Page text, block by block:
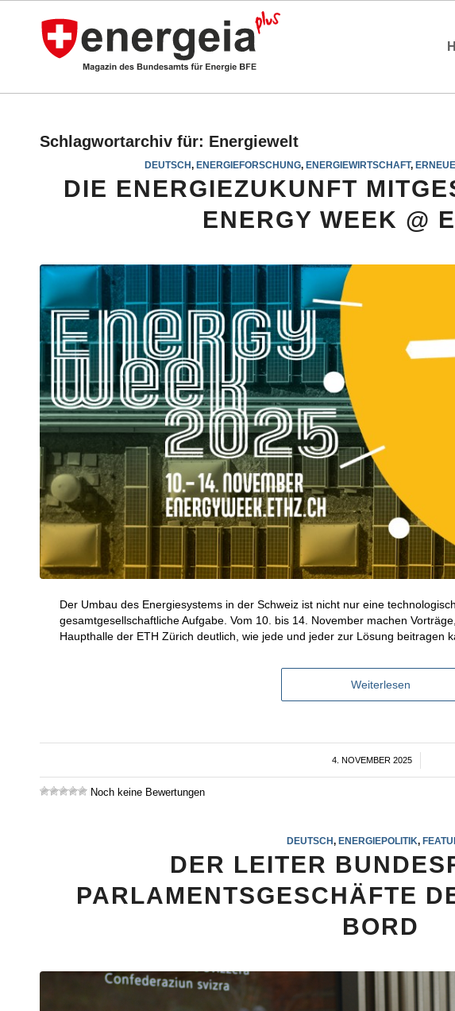
Schlagwortarchiv für: Energiewelt
DEUTSCH, ENERGIEFORSCHUNG, ENERGIEWIRTSCHAFT,
DIE ENERGIEZUKUNFT
ENERGY WEEK @
Der Umbau des Energiesystems in der Schweiz ist nicht nur eine
gesamtgesellschaftliche Aufgabe. Vom 10. bis 14. November machen
Haupthalle der ETH Zürich deutlich, wie jede und jeder zur Lösung beitragen
Weiterlesen
4. NOVEMBER 2025
/
Noch keine Bewertungen
DEUTSCH, ENERGIEPOLITIK,
DER LEITER
PARLAMENTSGESCHÄFTE
BORD